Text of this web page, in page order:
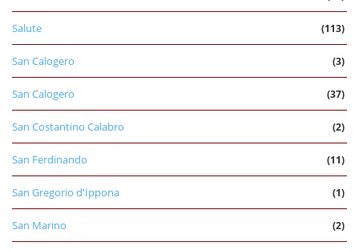
Salute (113)
San Calogero (3)
San Calogero (37)
San Costantino Calabro (2)
San Ferdinando (11)
San Gregorio d'Ippona (1)
San Marino (2)